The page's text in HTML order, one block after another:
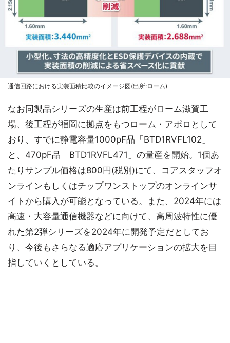
通信回路における実装面積比較のイメージ図(出所:ローム)
なお同製品シリーズの生産は前工程がローム滋賀工
場、後工程が福岡に拠点をもつローム・アポロとして
おり、すでに静電容量1000pF品「BTD1RVFL102」
と、470pF品「BTD1RVFL471」の量産を開始。1個あ
たりサンプル価格は800円(税別)にて、コアスタッフオ
ンラインもしくはチップワンストップのオンラインサ
イトから購入が可能となっている。また、2024年には
高速・大容量通信機器などに向けて、高周波特性に優
れた第2弾シリーズを2024年に開発予定だとしてお
り、今後もさらなる適応アプリケーションの拡大を目
指していくとしている。